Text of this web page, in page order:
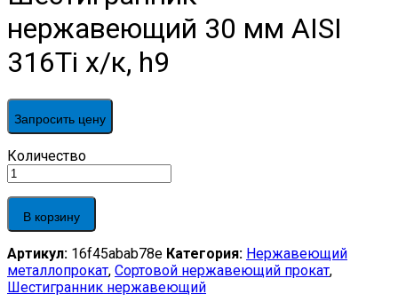
нержавеющий 30 мм AISI
316Ti х/к, h9
Запросить цену
Шестигранник
нержавеющий
30
мм
AISI
х/
к,
h9
Количество
В корзину
Артикул: 16f45abab78e Категория: Нержавеющий
металлопрокат, Сортовой нержавеющий прокат,
Шестигранник нержавеющий